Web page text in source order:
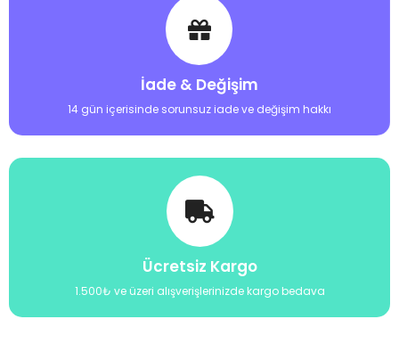
İade & Değişim
14 gün içerisinde sorunsuz iade ve değişim hakkı
Ücretsiz Kargo
1.500₺ ve üzeri alışverişlerinizde kargo bedava